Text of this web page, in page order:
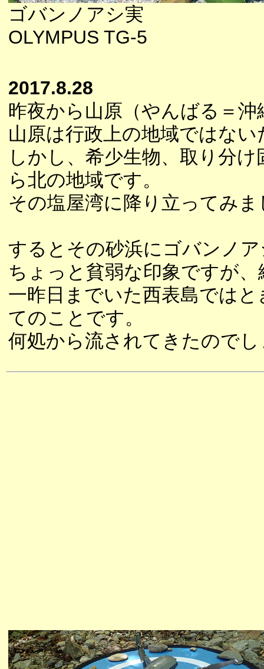
ゴバンノアシ実
OLYMPUS TG-5
2017.8.28
昨夜から山原（やんばる＝
山原は行政上の地域ではな
しかし、希少生物、取り分
ら北の地域です。
その塩屋湾に降り立ってみま
するとその砂浜にゴバンノ
ちょっと貧弱な印象ですが
一昨日までいた西表島では
てのことです。
何処から流されてきたので